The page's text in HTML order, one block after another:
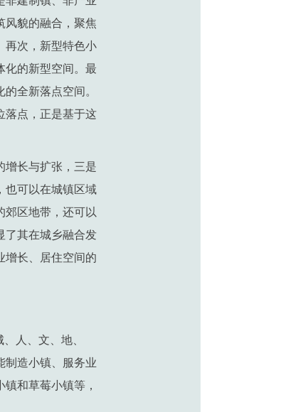
风貌的融合，聚焦
再次，新型特色小
化的新型空间。最
全新落点空间。
落点，正是基于这
增长与扩张，三是
也可以在城镇区域
郊区地带，还可以
了其在城乡融合发
增长、居住空间的
人、文、地、
制造小镇、服务业
和草莓小镇等，